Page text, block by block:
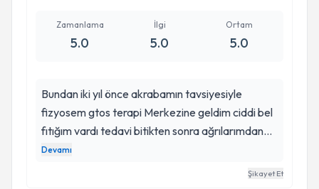
Zamanlama
5.0
İlgi
5.0
Ortam
5.0
Bundan iki yıl önce akrabamın tavsiyesiyle
fizyosem gtos terapi Merkezine geldim ciddi bel
fıtığım vardı tedavi bitikten sonra ağrılarımdan
kurtuldum mehmet hocam tedavi süresince ilgili
Devamı
Şikayet Et